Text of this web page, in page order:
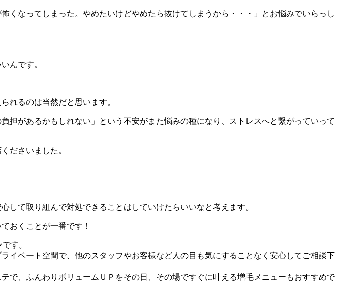
くなってしまった。やめたいけどやめたら抜けてしまうから・・・」とお悩みでいらっし
んです。
れるのは当然だと思います。
担があるかもしれない」という不安がまた悩みの種になり、ストレスへと繋がっていって
ださいました。
して取り組んで対処できることはしていけたらいいなと考えます。
おくことが一番です！
す。
イベート空間で、他のスタッフやお客様など人の目も気にすることなく安心してご相談下
で、ふんわりボリュームＵＰをその日、その場ですぐに叶える増毛メニューもおすすめで